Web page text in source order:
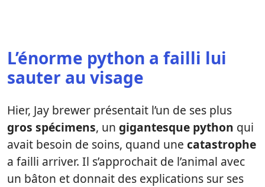
L’énorme python a failli lui
sauter au visage
Hier, Jay brewer présentait l’un de ses plus
gros spécimens, un gigantesque python qui
avait besoin de soins, quand une catastrophe
a failli arriver. Il s’approchait de l’animal avec
un bâton et donnait des explications sur ses